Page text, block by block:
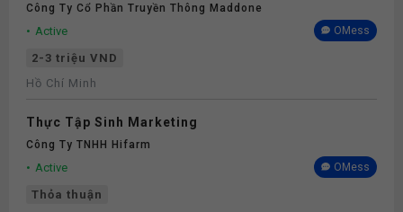
Công Ty Cổ Phần Truyền Thông Maddone
Active OMess
2-3 triệu VND
Hồ Chí Minh
Thực Tập Sinh Marketing
Công Ty TNHH Hifarm
Active OMess
Thỏa thuận